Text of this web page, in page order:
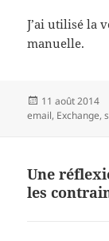
J’ai utilisé la
manuelle.
Publié
le
11 août 2014
email, Exchange,
Une
les